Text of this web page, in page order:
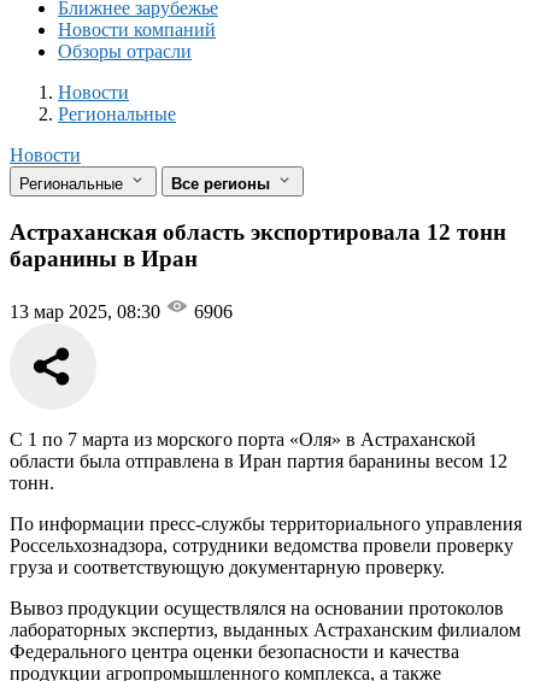
Ближнее зарубежье
Новости компаний
Обзоры отрасли
Новости
Разделы
Новости
Региональные
Новости
Региональные Все регионы
Астраханская область экспортировала 12 тонн
баранины в Иран
13 мар 2025, 08:30 6906
С 1 по 7 марта из морского порта «Оля» в Астраханской
области была отправлена в Иран партия баранины весом 12
тонн.
По информации пресс-службы территориального управления
Россельхознадзора, сотрудники ведомства провели проверку
груза и соответствующую документарную проверку.
Вывоз продукции осуществлялся на основании протоколов
лабораторных экспертиз, выданных Астраханским филиалом
Федерального центра оценки безопасности и качества
продукции агропромышленного комплекса, а также